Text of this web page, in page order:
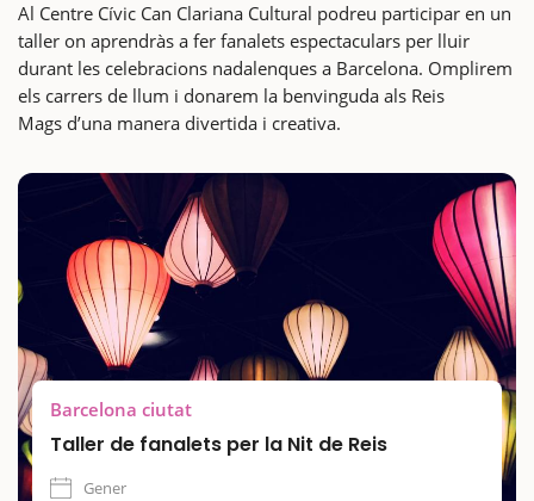
Al Centre Cívic Can Clariana Cultural podreu participar en un
taller on aprendràs a fer fanalets espectaculars per lluir
durant les celebracions nadalenques a Barcelona. Omplirem
els carrers de llum i donarem la benvinguda als Reis
Mags d’una manera divertida i creativa.
Barcelona ciutat
Taller de fanalets per la Nit de Reis
Gener